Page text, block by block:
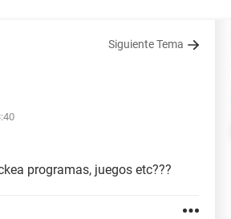
Siguiente Tema
programas, juegos etc???